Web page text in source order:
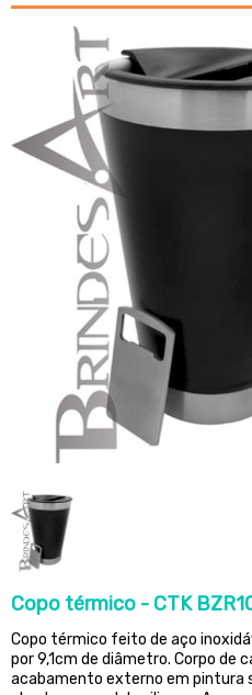
Copo térmico - CTK
Copo térmico feito de aço
por 9,1cm de diâmetro. Corpo de
acabamento externo em pintura